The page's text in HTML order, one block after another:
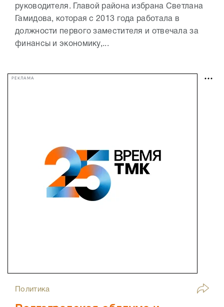
руководителя. Главой района избрана Светлана
Гамидова, которая с 2013 года работала в
должности первого заместителя и отвечала за
финансы и экономику,...
РЕКЛАМА
Политика